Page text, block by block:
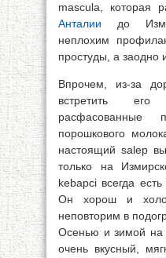
mascula, которая
Анталии до
неплохим
простуды, а заодно
Впрочем, из-за
встретить
расфасованные
порошкового
настоящий salep
только на
kebapci всегда
Он хорош и
неповторим в
Осенью и зимой на
очень вкусный,